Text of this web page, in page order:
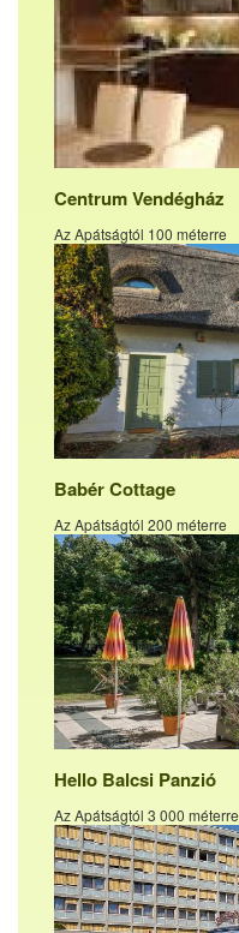
Centrum Vendégház
Az Apátságtól 100 méterre
Babér Cottage
Az Apátságtól 200 méterre
Hello Balcsi Panzió
Az Apátságtól 3 000 méterre